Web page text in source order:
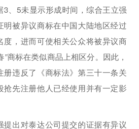
、5未显示形成时间，综合王立强
明被异议商标在中国大陆地区经过
度，进而可使相关公众将被异议商
”商标在类似商品上相区分。因此，
册违反了《商标法》第三十一条关
抢先注册他人已经使用并有一定影
出对泰达公司提交的证据有异议